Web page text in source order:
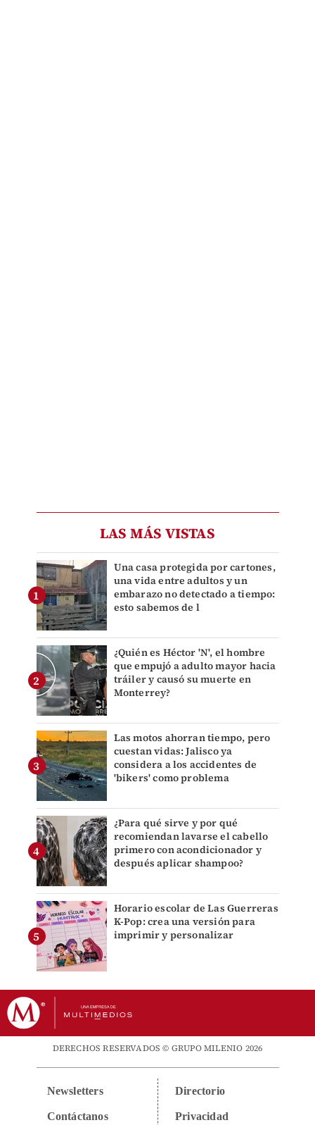
LAS MÁS VISTAS
Una casa protegida por cartones,
una vida entre adultos y un
embarazo no detectado a tiempo:
esto sabemos de l
¿Quién es Héctor 'N', el hombre
que empujó a adulto mayor hacia
tráiler y causó su muerte en
Monterrey?
Las motos ahorran tiempo, pero
cuestan vidas: Jalisco ya
considera a los accidentes de
'bikers' como problema
¿Para qué sirve y por qué
recomiendan lavarse el cabello
primero con acondicionador y
después aplicar shampoo?
Horario escolar de Las Guerreras
K-Pop: crea una versión para
imprimir y personalizar
DERECHOS RESERVADOS © GRUPO MILENIO 2026
Newsletters
Contáctanos
Directorio
Privacidad